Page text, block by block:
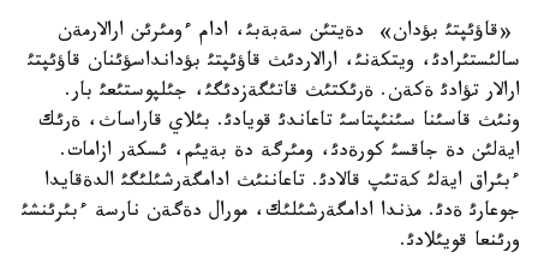
«قاؤئپتئ بؤدان» دةيتئن سةبةبئ، ادام ءومئرئن ارالارمةن
سالئستئرادئ، ويتكةنئ، ارالاردئث قاؤئپتئ بؤدانداسؤئنان قاؤئپتئ
ارالار تؤادئ ةكةن. ةرئكتئث قاتئگةزدئگئ، جئلپوستئعئ بار.
ونئث قاسئنا سئنئپتاسئ تاعاندئ قويادئ. بئلاي قاراساث، ةرئك
ايةلئن دة جاقسئ كورةدئ، ومئرگة دة بةيئم، ئسكةر ازامات.
ءبئراق ايةلئ كةتئپ قالادئ. تاعاننئث ادامگةرشئلئگئ الدةقايدا
جوعارئ ةدئ. مذندا ادامگةرشئلئك، مورال دةگةن نارسة ءبئرئنشئ
ورئنعا قويئلادئ.